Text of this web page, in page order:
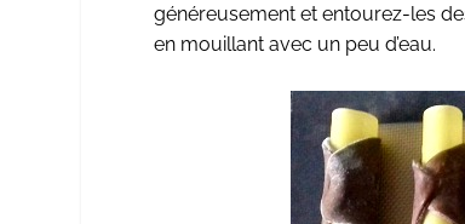
généreusement et entourez-les
en mouillant avec un peu d’eau.